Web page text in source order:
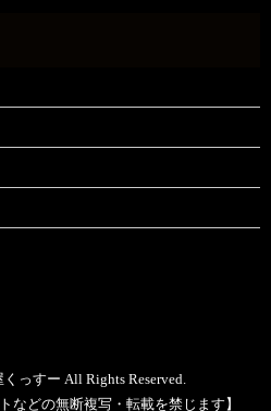
っすー All Rights Reserved.
などの無断複写・転載を禁じます】